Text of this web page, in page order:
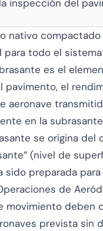
inspección del
nativo
todo el
es el
el
aeronave
en la
se origina
(nivel de
preparada
de
deben
prevista sin